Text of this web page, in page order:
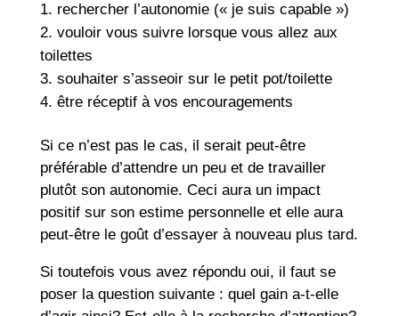
rechercher l’autonomie (« je suis capable »)
vouloir vous suivre lorsque vous allez aux
toilettes
souhaiter s’asseoir sur le petit pot/toilette
être réceptif à vos encouragements
Si ce n’est pas le cas, il serait peut-être
préférable d’attendre un peu et de travailler
plutôt son autonomie. Ceci aura un impact
positif sur son estime personnelle et elle aura
peut-être le goût d’essayer à nouveau plus tard.
Si toutefois vous avez répondu oui, il faut se
poser la question suivante : quel gain a-t-elle